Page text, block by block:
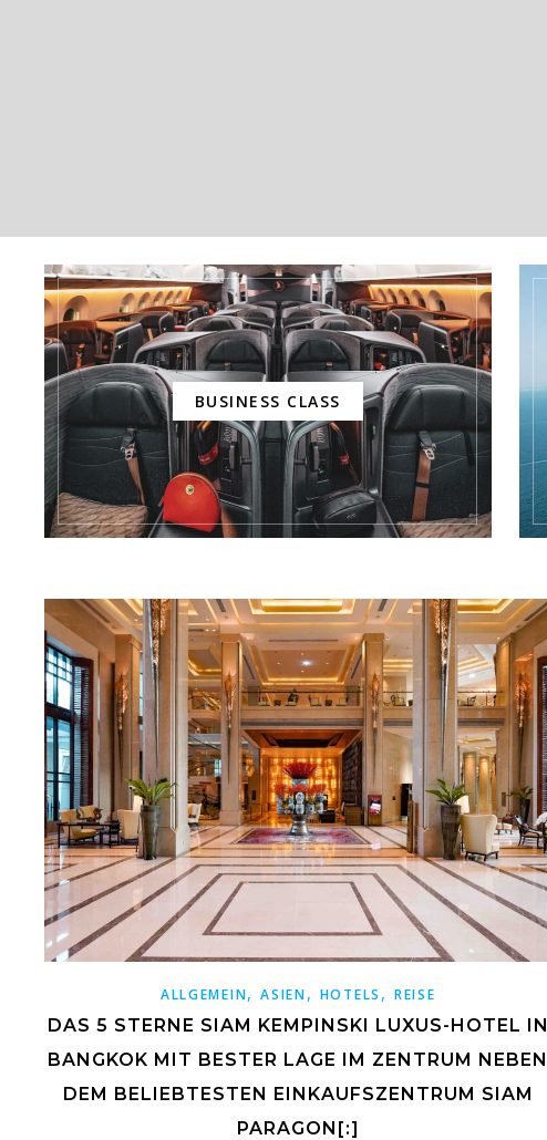
BUSINESS CLASS
ALLGEMEIN,ASIEN, HOTELS , REISE
DAS 5 STERNE SIAM KEMPINSKI LUXUS-HOTEL IN
BANGKOK MIT BESTER LAGE IM ZENTRUM NEBEN
DEM BELIEBTESTEN EINKAUFSZENTRUM SIAM
PARAGON[:]